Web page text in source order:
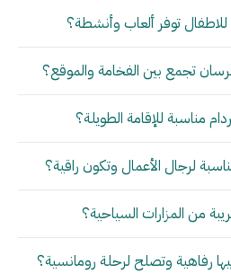
توفر ألعاب وأنشطة؟
تجمع بين الفخامة والموقع؟
مناسبة للإقامة الطويلة؟
لرجال الأعمال وتكون راقية؟
من المزارات السياحية؟
رفاهية وتصلح لرحلة رومانسية؟